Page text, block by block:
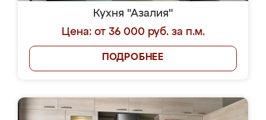
Кухня "Азалия"
Цена: от 36 000 руб. за п.м.
ПОДРОБНЕЕ